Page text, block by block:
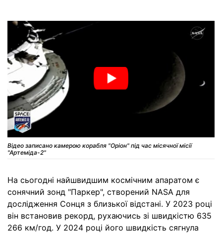
Відео записано камерою корабля "Оріон" під час місячної місії
"Артеміда-2"
На сьогодні найшвидшим космічним апаратом є
сонячний зонд "Паркер", створений NASA для
дослідження Сонця з близької відстані. У 2023 році
він встановив рекорд, рухаючись зі швидкістю 635
266 км/год. У 2024 році його швидкість сягнула